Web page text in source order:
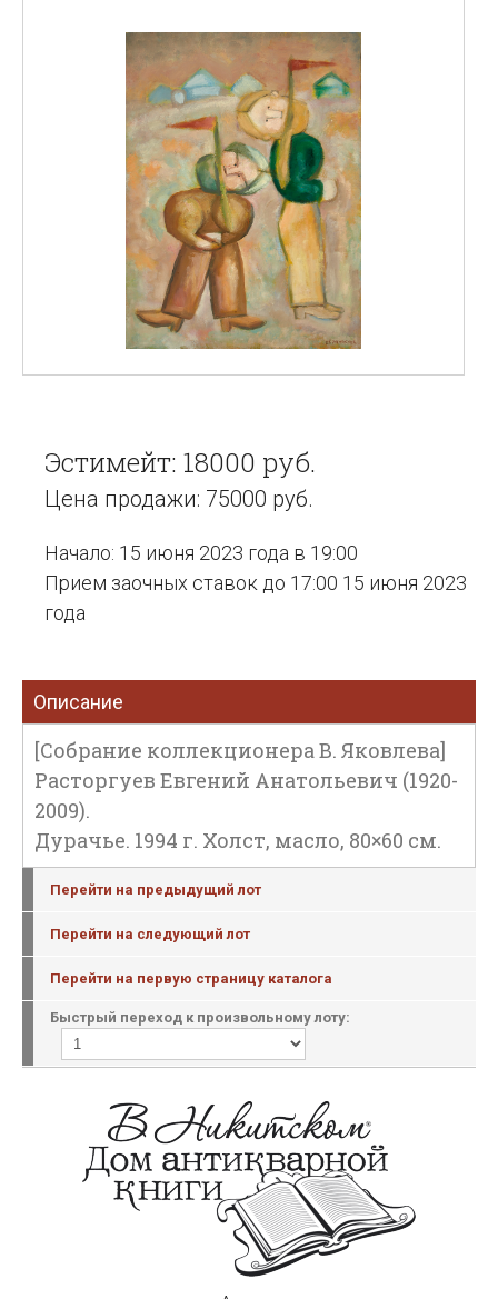
Эстимейт: 18000 руб.
Цена продажи: 75000 руб.
Начало: 15 июня 2023 года в 19:00
Прием заочных ставок до 17:00 15 июня 2023
года
Описание
[Собрание коллекционера В. Яковлева]
Расторгуев Евгений Анатольевич (1920-
2009).
Дурачье. 1994 г. Холст, масло, 80×60 см.
Перейти на предыдущий лот
Перейти на следующий лот
Перейти на первую страницу каталога
Быстрый переход к произвольному лоту: